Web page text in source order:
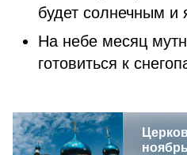
будет солнечным и
На небе месяц
готовиться к